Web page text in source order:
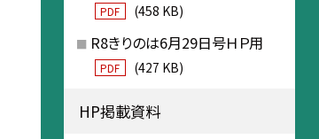
PDF (458 KB)
R8きりのは6月29日号ＨＰ用
PDF (427 KB)
HP掲載資料